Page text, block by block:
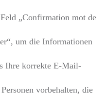
„Confirmation mot de
um die Informationen
Ihre korrekte E-Mail-
vorbehalten, die